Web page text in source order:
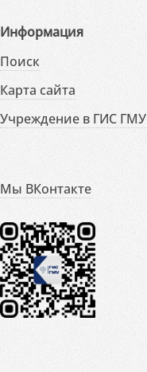
Информация
Поиск
Карта сайта
Учреждение в ГИС ГМУ
Мы ВКонтакте